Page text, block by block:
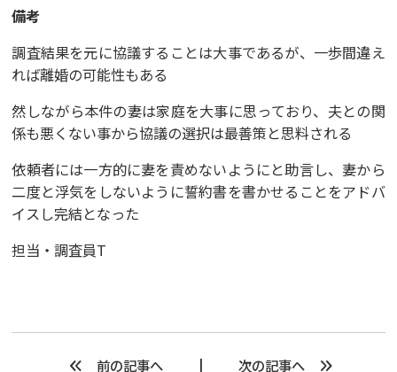
備考
調査結果を元に協議することは大事であるが、一歩間違え
れば離婚の可能性もある
然しながら本件の妻は家庭を大事に思っており、夫との関
係も悪くない事から協議の選択は最善策と思料される
依頼者には一方的に妻を責めないようにと助言し、妻から
二度と浮気をしないように誓約書を書かせることをアドバ
イスし完結となった
担当・調査員T
前の記事へ 次の記事へ